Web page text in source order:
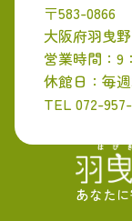
〒583-0866
大阪府羽曳
営業時間：9
休館日：毎
TEL 072-
あなた